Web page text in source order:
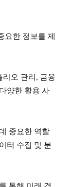
요한 정보를 제
오 관리, 금융
양한 활용 사
중요한 역할
터 수집 및 분